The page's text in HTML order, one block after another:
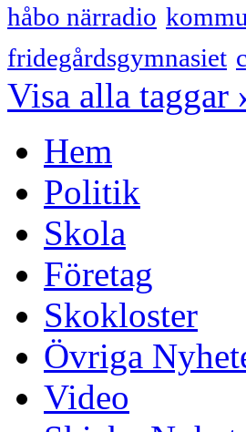
håbo närradio
fridegårdsgymnasiet
Visa alla taggar
Hem
Politik
Skola
Företag
Skokloster
Övriga
Video